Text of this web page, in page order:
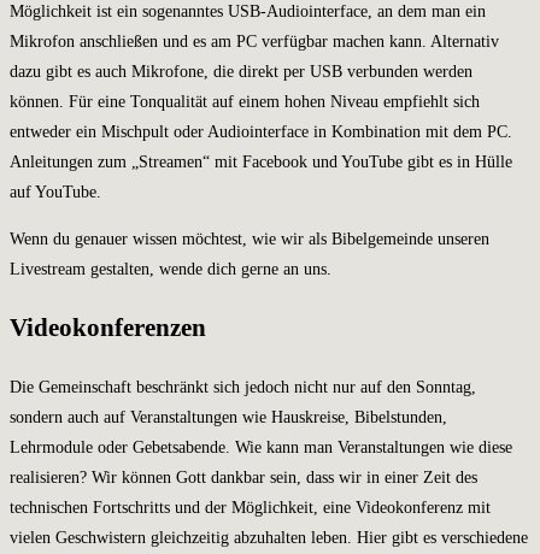
Möglichkeit ist ein sogenanntes USB-Audiointerface, an dem man ein
Mikrofon anschließen und es am PC verfügbar machen kann. Alternativ
dazu gibt es auch Mikrofone, die direkt per USB verbunden werden
können. Für eine Tonqualität auf einem hohen Niveau empfiehlt sich
entweder ein Mischpult oder Audiointerface in Kombination mit dem PC.
Anleitungen zum „Streamen“ mit Facebook und YouTube gibt es in Hülle
auf YouTube.
Wenn du genauer wissen möchtest, wie wir als Bibelgemeinde unseren
Livestream gestalten, wende dich gerne an uns.
Videokonferenzen
Die Gemeinschaft beschränkt sich jedoch nicht nur auf den Sonntag,
sondern auch auf Veranstaltungen wie Hauskreise, Bibelstunden,
Lehrmodule oder Gebetsabende. Wie kann man Veranstaltungen wie diese
realisieren? Wir können Gott dankbar sein, dass wir in einer Zeit des
technischen Fortschritts und der Möglichkeit, eine Videokonferenz mit
vielen Geschwistern gleichzeitig abzuhalten leben. Hier gibt es verschiedene